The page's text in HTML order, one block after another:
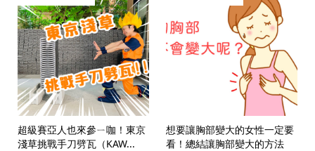
超級賽亞人也來參ㄧ咖！東京
淺草挑戰手刀劈瓦（KAW...
想要讓胸部變大的女性一定要
看！總結讓胸部變大的方法